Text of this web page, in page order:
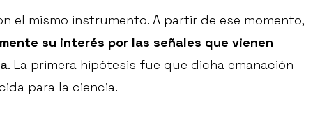
el mismo instrumento. A partir de ese momento,
su interés por las señales que vienen
. La primera hipótesis fue que dicha emanación
para la ciencia.